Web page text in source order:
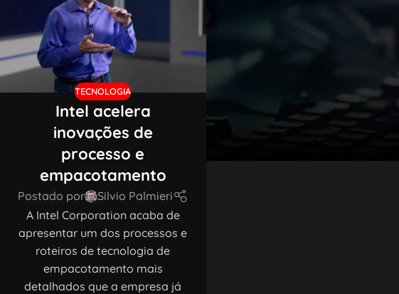
TECNOLOGIA
Intel acelera
inovações de
processo e
empacotamento
Postado por
Silvio Palmieri
A Intel Corporation acaba de
apresentar um dos processos e
roteiros de tecnologia de
empacotamento mais
detalhados que a empresa já